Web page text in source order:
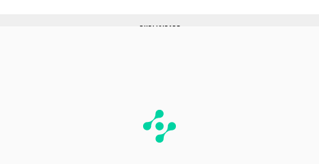
PUBLICIDADE